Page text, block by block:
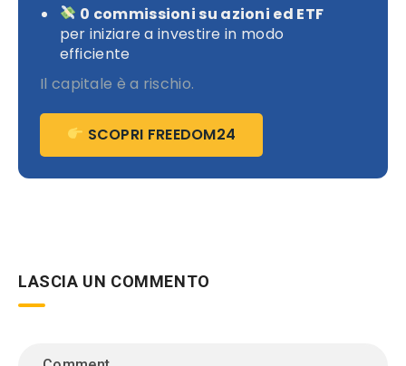
0 commissioni su azioni ed ETF
per iniziare a investire in modo
efficiente
Il capitale è a rischio.
SCOPRI FREEDOM24
LASCIA UN COMMENTO